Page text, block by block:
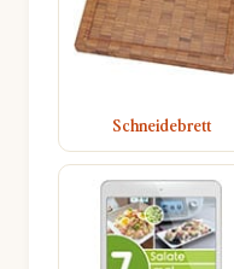
Schneidebrett